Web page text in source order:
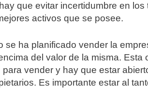
que evitar incertidumbre en los
activos que se posee.
se ha planificado vender la
del valor de la misma. Esta
vender y hay que estar
Es importante estar al